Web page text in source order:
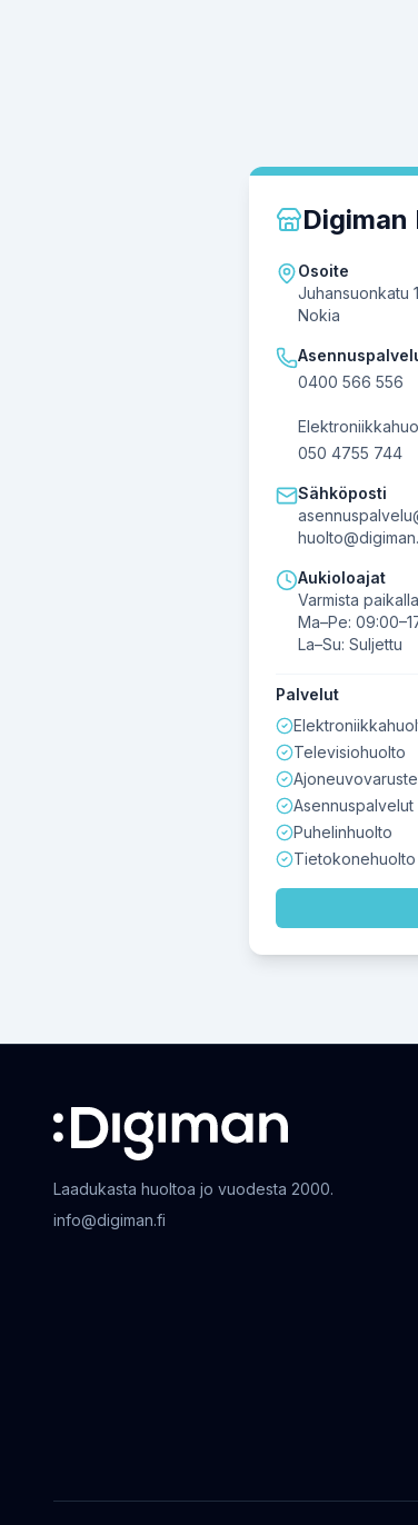
Digiman
Osoite
Juhansuonkatu
Nokia
0400 566 556
050 4755 744
Sähköposti
Aukioloajat
Varmista
Ma–Pe:
La–Su: Suljettu
Palvelut
Televisiohuolto
Asennuspalvelut
Puhelinhuolto
Tietokonehuolto
Laadukasta huoltoa jo vuodesta 2000.
info@digiman.fi